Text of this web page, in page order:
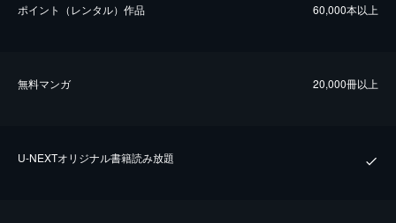
ポイント（レンタル）作品 60,000本以上
無料マンガ 20,000冊以上
U-NEXTオリジナル書籍読み放題